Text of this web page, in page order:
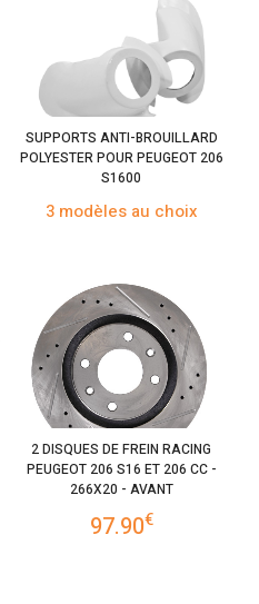
SUPPORTS ANTI-BROUILLARD
POLYESTER POUR PEUGEOT 206
S1600
3 modèles au choix
2 DISQUES DE FREIN RACING
PEUGEOT 206 S16 ET 206 CC -
266X20 - AVANT
97.90€